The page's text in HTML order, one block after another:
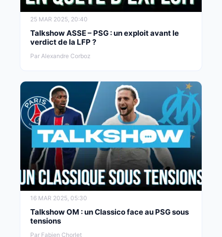
25 MAR 2025, 20:40
Talkshow ASSE – PSG : un exploit avant le
verdict de la LFP ?
Par Alexandre Corboz
16 MAR 2025, 05:30
Talkshow OM : un Classico face au PSG sous
tensions
Par Fabien Chorlet